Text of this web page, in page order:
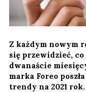
Z każdym nowym
się przewidzieć,
dwanaście
marka Foreo
trendy na 2021 rok.